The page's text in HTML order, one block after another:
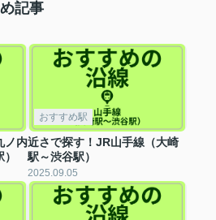
記事
ノ内
おすすめ駅
近さで探す！JR山手線（大崎
駅～渋谷駅）
2025.09.05